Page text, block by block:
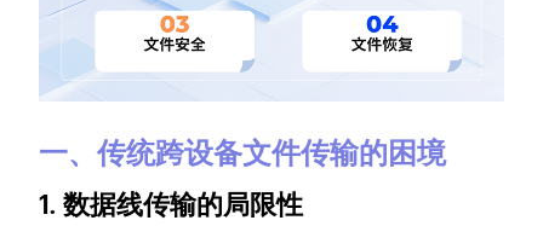
一、传统跨设备文件传输的困境
1. 数据线传输的局限性